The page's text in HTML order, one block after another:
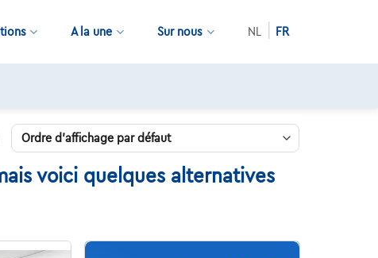
A la une Sur nous NL FR
voici quelques alternatives